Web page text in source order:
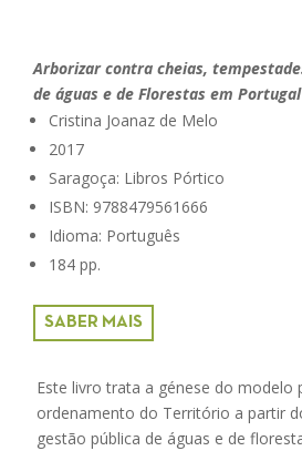
Arborizar contra cheias,
de águas e de Florestas em
Cristina Joanaz de Melo
2017
Saragoça: Libros Pórtico
ISBN: 9788479561666
Idioma: Português
184 pp.
SABER MAIS
Este livro trata a génese do modelo
ordenamento do Território a partir
gestão pública de águas e de